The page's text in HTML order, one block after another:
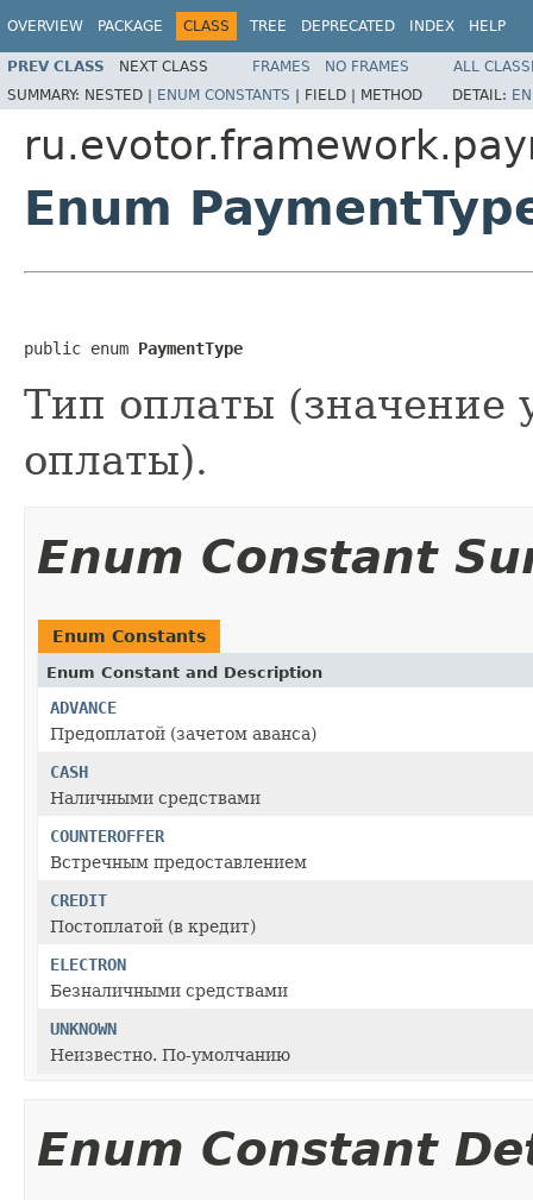
OVERVIEW PACKAGE CLASS TREE DEPRECATED INDEX HELP
PREV CLASS NEXT CLASS FRAMES NO FRAMES
ALL
SUMMARY: NESTED | ENUM CONSTANTS | FIELD | METHOD DETAIL:
Enum
public enum PaymentType
Тип оплаты (значение
оплаты).
Enum Constant
Enum Constants
Enum Constant and Description
ADVANCE
Предоплатой (зачетом аванса)
CASH
Наличными средствами
COUNTEROFFER
Встречным предоставлением
CREDIT
Постоплатой (в кредит)
ELECTRON
Безналичными средствами
UNKNOWN
Неизвестно. По-умолчанию
Enum Constant